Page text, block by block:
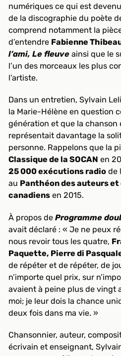
numériques ce qui est
de la discographie du poète
comprend notamment la
d’entendre Fabienne
l’ami, Le fleuve ainsi que le
l’un des morceaux les plus
l’artiste.
Dans un entretien, Sylvain
la Marie-Hélène en question
génération et que la chanson
représentait davantage la
personne. Rappelons que la
Classique de la SOCAN en
25 000 exécutions radio de
au Panthéon des auteurs
canadiens en 2015.
À propos deProgramme
avait déclaré : « Je ne peux
nous revoir tous les quatre,
Paquette, Pierre di
de répéter et de répéter, de
n’importe quel prix, sur
avaient à peine plus de vingt
moi; je leur dois la chance
deux fois dans ma vie. »
Chansonnier, auteur,
écrivain et enseignant,